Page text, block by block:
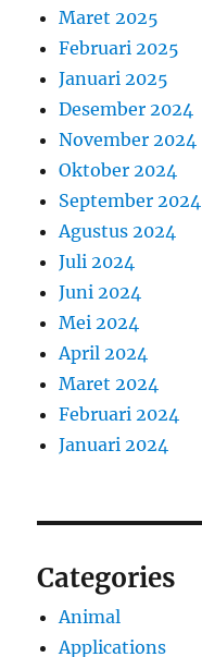
Maret 2025
Februari 2025
Januari 2025
Desember 2024
November 2024
Oktober 2024
September 2024
Agustus 2024
Juli 2024
Juni 2024
Mei 2024
April 2024
Maret 2024
Februari 2024
Januari 2024
Categories
Animal
Applications